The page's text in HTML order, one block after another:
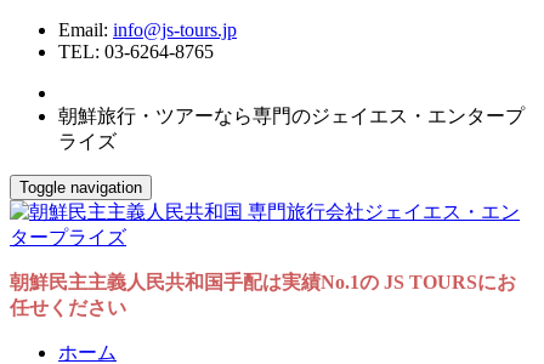
Email: info@js-tours.jp
TEL: 03-6264-8765
朝鮮旅行・ツアーなら専門のジェイエス・エンタープ
ライズ
Toggle navigation
朝鮮民主主義人民共和国手配は実績No.1の JS TOURSにお
任せください
ホーム